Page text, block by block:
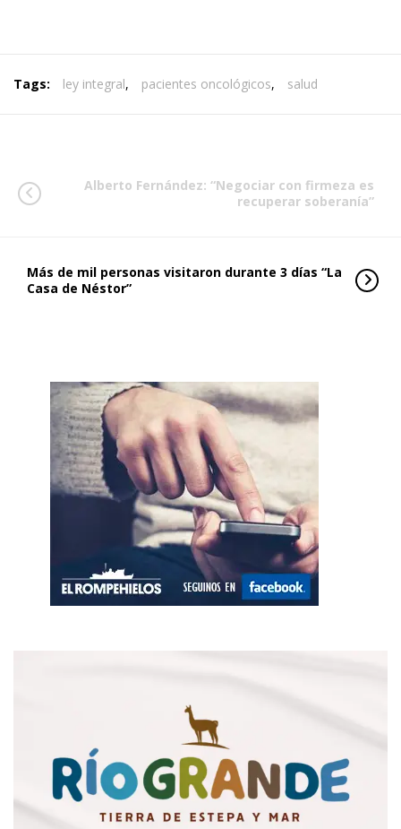
Tags: ley integral, pacientes oncológicos, salud
Alberto Fernández: “Negociar con firmeza es
recuperar soberanía”
Más de mil personas visitaron durante 3 días “La
Casa de Néstor”